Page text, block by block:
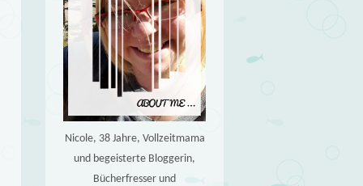
Nicole, 38 Jahre, Vollzeitmama
und begeisterte Bloggerin,
Bücherfresser und